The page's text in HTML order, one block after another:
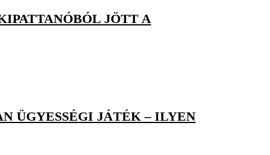
JÖTT A
ÜGYESSÉGI JÁTÉK – ILYEN